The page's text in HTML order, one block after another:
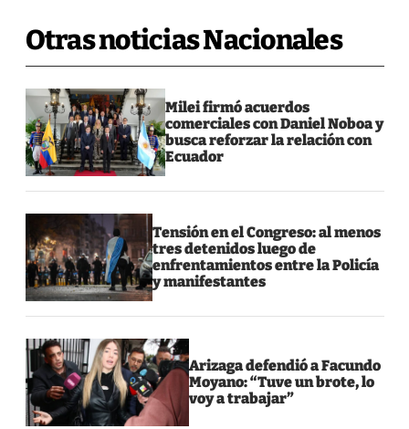
Otras noticias Nacionales
Milei firmó acuerdos
comerciales con Daniel Noboa y
busca reforzar la relación con
Ecuador
Tensión en el Congreso: al menos
tres detenidos luego de
enfrentamientos entre la Policía
y manifestantes
Arizaga defendió a Facundo
Moyano: “Tuve un brote, lo
voy a trabajar”